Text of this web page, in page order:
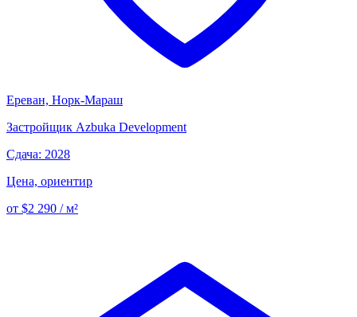
Ереван, Норк-Мараш
Застройщик Azbuka Development
Сдача: 2028
Цена, ориентир
от $2 290 / м²